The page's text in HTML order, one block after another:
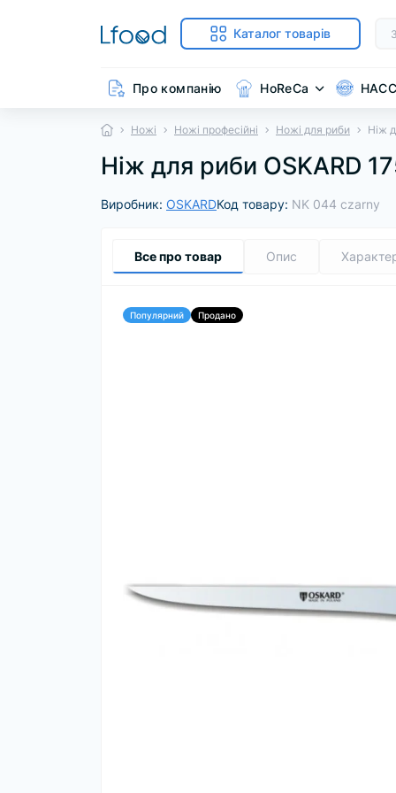
Каталог товарів
Про компанію HoReCa
Ножі Ножі професійні Ножі для риби Ніж
Ніж для риби OSKARD
Виробник: OSKARDКод товару: NK 044 czarny
Все про товар Опис
Популярний Продано